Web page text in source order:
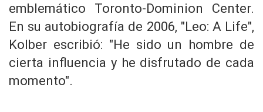
emblemático Toronto-Dominion Center.
En su autobiografía de 2006, "Leo: A Life",
Kolber escribió: "He sido un hombre de
cierta influencia y he disfrutado de cada
momento".